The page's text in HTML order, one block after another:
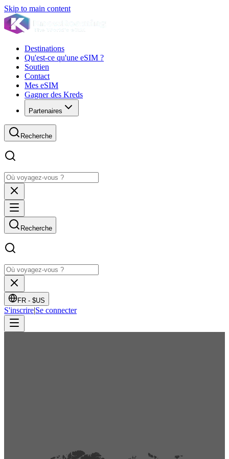
Skip to main content
Destinations
Qu'est-ce qu'une eSIM ?
Soutien
Contact
Mes eSIM
Gagner des Kreds
Partenaires
Recherche
Recherche
FR - $US
S'inscrire|Se connecter